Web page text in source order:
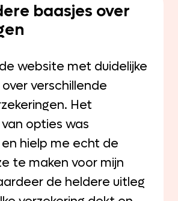
baasjes over
website met duidelijke
verschillende
Het
opties was
hielp me echt de
te maken voor mijn
de heldere uitleg